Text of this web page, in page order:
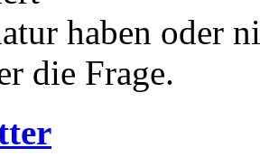
haben oder
die Frage.